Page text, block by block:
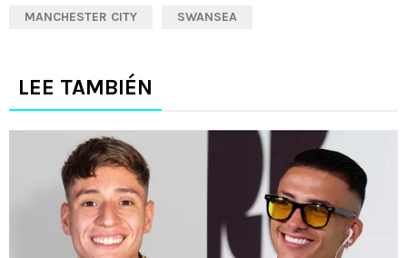
MANCHESTER CITY SWANSEA
LEE TAMBIÉN